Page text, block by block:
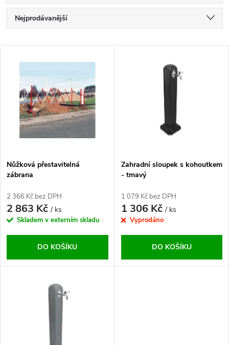
Ř
a
p
r
o
u
Nejprodávanější
Abecedně
V
s
p
r
o
d
Nůžková přestavitelná
zábrana
2 366 Kč bez DPH
2 863 Kč/ ks
Skladem v externím skladu
DO KOŠÍKU
Zahradní sloupek s kohoutkem
- tmavý
1 079 Kč bez DPH
1 306 Kč/ ks
Vyprodáno
DO KOŠÍKU